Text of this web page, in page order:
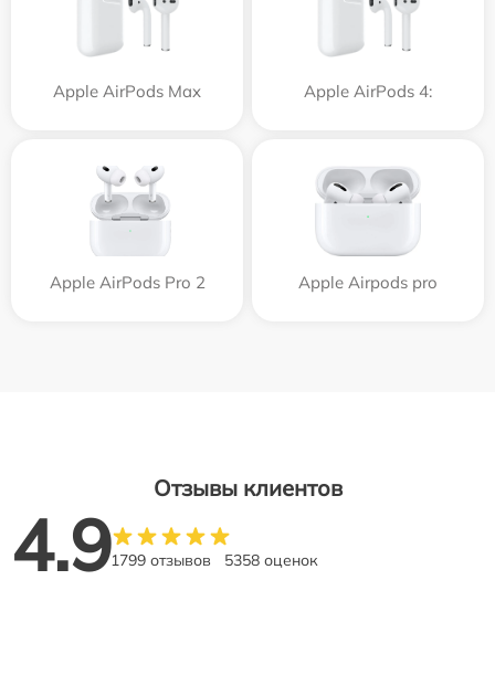
Apple AirPods Max Apple AirPods 4:
Apple AirPods Pro 2 Apple Airpods pro
Отзывы клиентов
4.91799 отзывов 5358 оценок